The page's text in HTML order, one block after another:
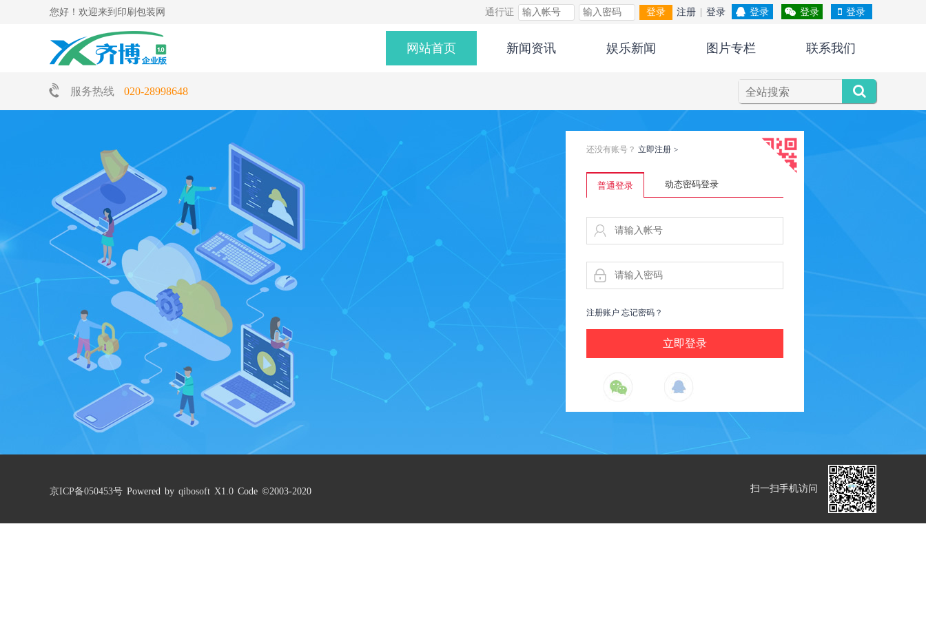
您好！欢迎来到印刷包装网 通行证 登录 注册 登录 登录 登录 登录
网站首页 新闻资讯 娱乐新闻 图片专栏 联系我们
服务热线 020-28998648
还没有账号？ 立即注册 >
普通登录 动态密码登录
注册账户 忘记密码？
京ICP备050453号 Powered by qibosoft X1.0 Code ©2003-2020 扫一扫手机访问